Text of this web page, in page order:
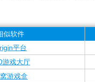
似软件
平台
游戏大厅
游戏盒